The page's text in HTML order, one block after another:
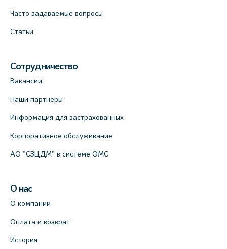
Часто задаваемые вопросы
Статьи
Сотрудничество
Вакансии
Наши партнеры
Информация для застрахованных
Корпоративное обслуживание
АО "СЗЦДМ" в системе ОМС
О нас
О компании
Оплата и возврат
История